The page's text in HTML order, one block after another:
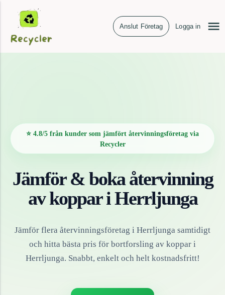
Anslut Företag Logga in
⭐ 4.8/5 från kunder som jämfört återvinningsföretag via
Recycler
Jämför & boka återvinning
avkoppariHerrljunga
Jämför flera återvinningsföretag i Herrljunga samtidigt
och hitta bästa pris för bortforsling av koppar i
Herrljunga. Snabbt, enkelt och helt kostnadsfritt!